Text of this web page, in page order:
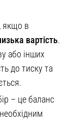
, якщо в
вартість.
або інших
до тиску та
– це баланс